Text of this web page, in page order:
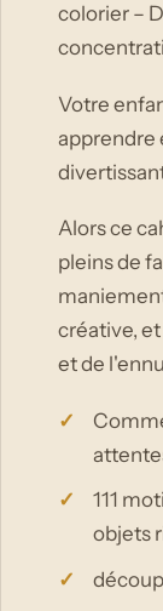
colorier –
Votre
apprendre
Alors ce
pleins de
créative,
et de
111
objets